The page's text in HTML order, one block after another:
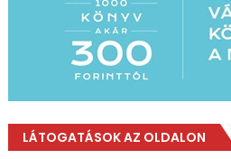
LÁTOGATÁSOK AZ OLDALON